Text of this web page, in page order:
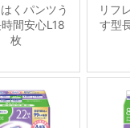
くパンツう
間安心L18
枚
リフ
す型